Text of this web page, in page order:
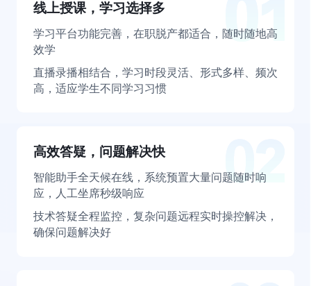
线上授课，学习选择多
学习平台功能完善，在职脱产都适合，随时随地高
效学
直播录播相结合，学习时段灵活、形式多样、频次
高，适应学生不同学习习惯
高效答疑，问题解决快
智能助手全天候在线，系统预置大量问题随时响
应，人工坐席秒级响应
技术答疑全程监控，复杂问题远程实时操控解决，
确保问题解决好